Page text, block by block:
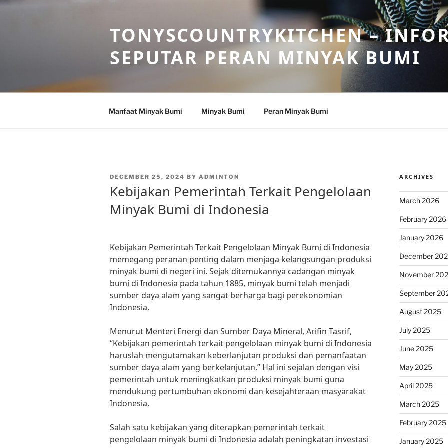
Skip
TONYSCOUNTRYKITCHEN –
SEPUTAR PERAN MINYAK BUMI
Manfaat Minyak Bumi Minyak Bumi Peran Minyak Bumi
POSTED
DECEMBER 25, 2024 BY ADMINTON
Kebijakan Pemerintah Terkait Pengelolaan
Minyak Bumi di Indonesia
Kebijakan Pemerintah Terkait Pengelolaan Minyak Bumi di Indonesia
memegang peranan penting dalam menjaga kelangsungan produksi
minyak bumi di negeri ini. Sejak ditemukannya cadangan minyak
bumi di Indonesia pada tahun 1885, minyak bumi telah menjadi
sumber daya alam yang sangat berharga bagi perekonomian
Indonesia.
Menurut Menteri Energi dan Sumber Daya Mineral, Arifin Tasrif,
“Kebijakan pemerintah terkait pengelolaan minyak bumi di Indonesia
haruslah mengutamakan keberlanjutan produksi dan pemanfaatan
sumber daya alam yang berkelanjutan.” Hal ini sejalan dengan visi
pemerintah untuk meningkatkan produksi minyak bumi guna
mendukung pertumbuhan ekonomi dan kesejahteraan masyarakat
Indonesia.
Salah satu kebijakan yang diterapkan pemerintah terkait
pengelolaan minyak bumi di Indonesia adalah peningkatan investasi
ARCHIVES
March 2026
February 2026
January 2026
December
November
September
August 2025
July 2025
June 2025
May 2025
April 2025
March 2025
February 2025
January 2025